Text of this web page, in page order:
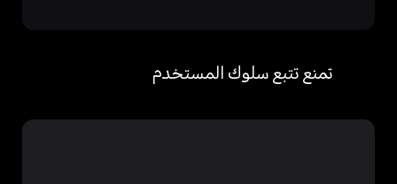
تمنع تتبع سلوك المستخدم